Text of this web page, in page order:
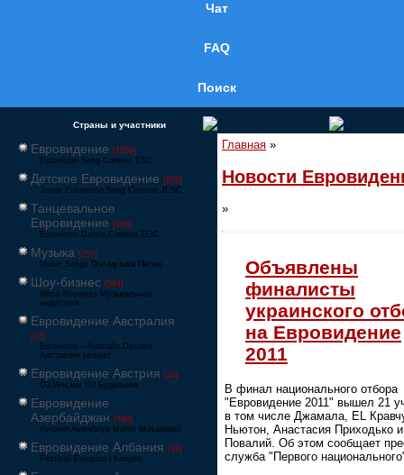
Чат
FAQ
Поиск
Страны и участники
Евровидение [1858]
Eurovision Song Contest ESC
Детское Евровидение [878]
Junior Eurovision Song Contest JESC
Танцевальное
Евровидение [106]
Eurovision Dance Contest EDC
Музыка [257]
Music Songs Поп-музыка Песни
Шоу-бизнес [564]
Show Business Музыкальная
индустрия
Евровидение Австралия
[17]
Eurovision – Australia Decides
Австралия решает
Евровидение Австрия [24]
Ö3-Wecker Ö3 Будильник
Евровидение
Азербайджан [549]
Avrovijn Avroviziya Mahnı Müsabiqəsi
Евровидение Албания [32]
Festivali Evropian i Këngës
Главная »
Новости
»
Объявлены
финалисты
украинского
на Евровидение
2011
В финал национального отбора
"Евровидение 2011" вышел 21
в том числе Джамала, EL
Ньютон, Анастасия Приходько
Повалий. Об этом сообщает
служба "Первого